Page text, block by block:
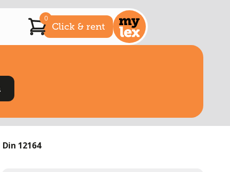
0
Click & rent
12164